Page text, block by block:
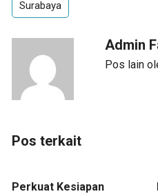
Surabaya
Admin
Pos lain
Pos terkait
Perkuat Kesiapan